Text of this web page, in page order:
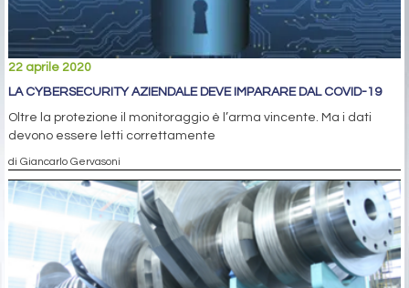
22 aprile 2020
LA CYBERSECURITY AZIENDALE DEVE IMPARARE DAL COVID-19
Oltre la protezione il monitoraggio è l’arma vincente. Ma i dati
devono essere letti correttamente
di Giancarlo Gervasoni